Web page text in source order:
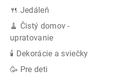
🍴 Jedáleň
🧹 Čistý domov -
upratovanie
🕯 Dekorácie a sviečky
🥳 Pre deti